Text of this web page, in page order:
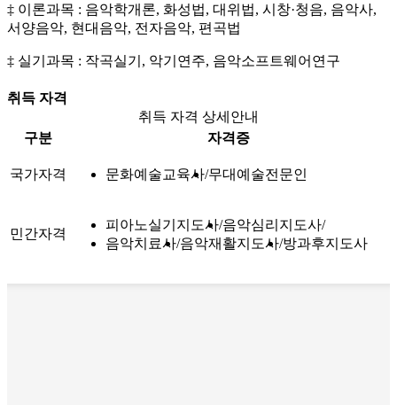
‡ 이론과목 : 음악학개론, 화성법, 대위법, 시창·청음, 음악사,
서양음악, 현대음악, 전자음악, 편곡법
‡ 실기과목 : 작곡실기, 악기연주, 음악소프트웨어연구
취득 자격
취득 자격 상세안내
구분
자격증
국가자격 문화예술교육사 무대예술전문인
민간자격
피아노실기지도사 음악심리지도사
음악치료사 음악재활지도사 방과후지도사